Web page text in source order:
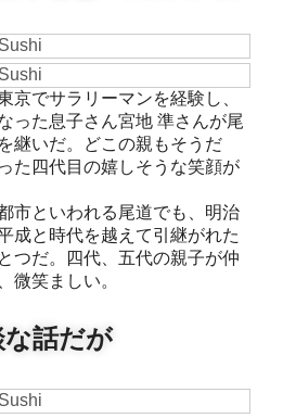
京でサラリーマンを経験し、
った息子さん宮地 準さんが尾
継いだ。どこの親もそうだ
た四代目の嬉しそうな笑顔が
市といわれる尾道でも、明治
成と時代を越えて引継がれた
つだ。四代、五代の親子が仲
微笑ましい。
話だが